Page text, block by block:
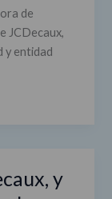
de
JCDecaux,
y entidad
y